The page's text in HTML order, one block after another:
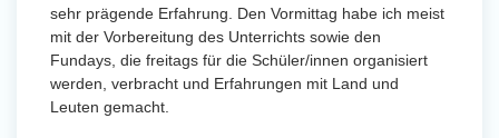
sehr prägende Erfahrung. Den Vormittag habe ich meist
mit der Vorbereitung des Unterrichts sowie den
Fundays, die freitags für die Schüler/innen organisiert
werden, verbracht und Erfahrungen mit Land und
Leuten gemacht.